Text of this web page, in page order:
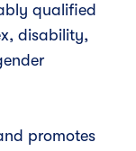
qualified
disability,
promotes